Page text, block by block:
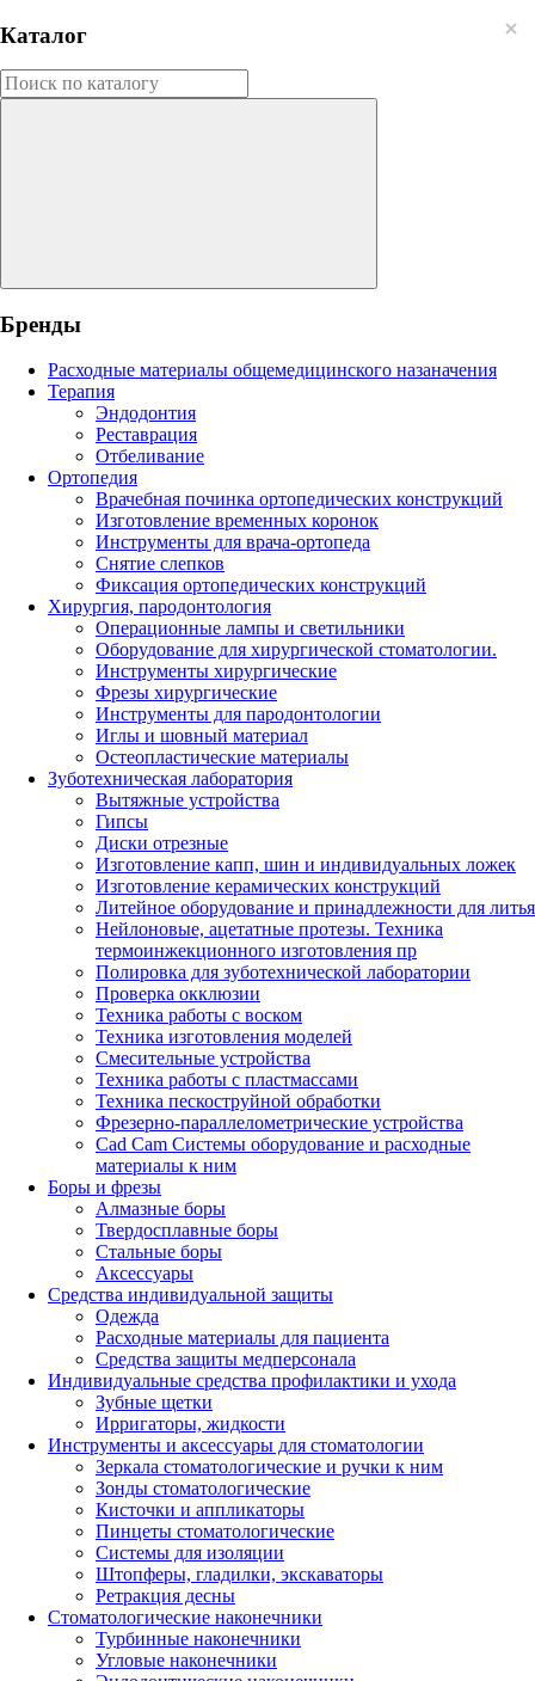
Каталог
Бренды
Расходные материалы общемедицинского назаначения
Терапия
Эндодонтия
Реставрация
Отбеливание
Ортопедия
Врачебная починка ортопедических конструкций
Изготовление временных коронок
Инструменты для врача-ортопеда
Снятие слепков
Фиксация ортопедических конструкций
Хирургия, пародонтология
Операционные лампы и светильники
Оборудование для хирургической стоматологии.
Инструменты хирургические
Фрезы хирургические
Инструменты для пародонтологии
Иглы и шовный материал
Остеопластические материалы
Зуботехническая лаборатория
Вытяжные устройства
Гипсы
Диски отрезные
Изготовление капп, шин и индивидуальных ложек
Изготовление керамических конструкций
Литейное оборудование и принадлежности для литья
Нейлоновые, ацетатные протезы. Техника
термоинжекционного изготовления пр
Полировка для зуботехнической лаборатории
Проверка окклюзии
Техника работы с воском
Техника изготовления моделей
Смесительные устройства
Техника работы с пластмассами
Техника пескоструйной обработки
Фрезерно-параллелометрические устройства
Cad Cam Системы оборудование и расходные
материалы к ним
Боры и фрезы
Алмазные боры
Твердосплавные боры
Стальные боры
Аксессуары
Средства индивидуальной защиты
Одежда
Расходные материалы для пациента
Средства защиты медперсонала
Индивидуальные средства профилактики и ухода
Зубные щетки
Ирригаторы, жидкости
Инструменты и аксессуары для стоматологии
Зеркала стоматологические и ручки к ним
Зонды стоматологические
Кисточки и аппликаторы
Пинцеты стоматологические
Системы для изоляции
Штопферы, гладилки, экскаваторы
Ретракция десны
Стоматологические наконечники
Турбинные наконечники
Угловые наконечники